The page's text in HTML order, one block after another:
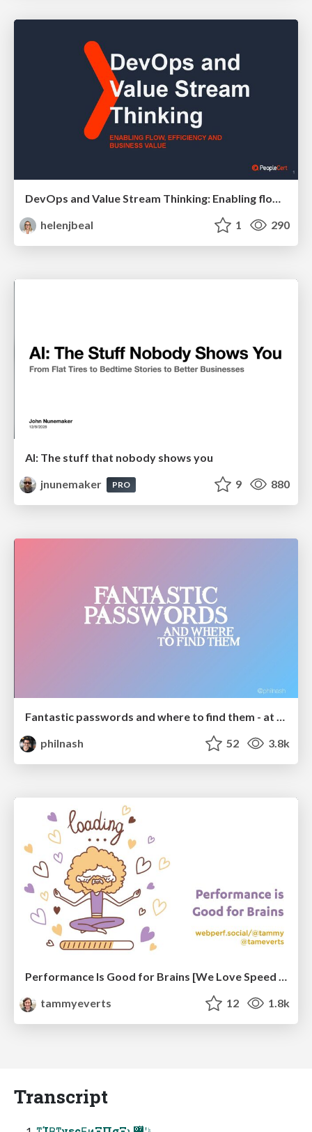
helenjbeal
1 290
AI: The stuff that nobody shows you
jnunemaker
PRO 9 880
Fantastic passwords and where to find them - at NoRuKo
philnash
52 3.8k
tammyeverts
12 1.8k
Transcript